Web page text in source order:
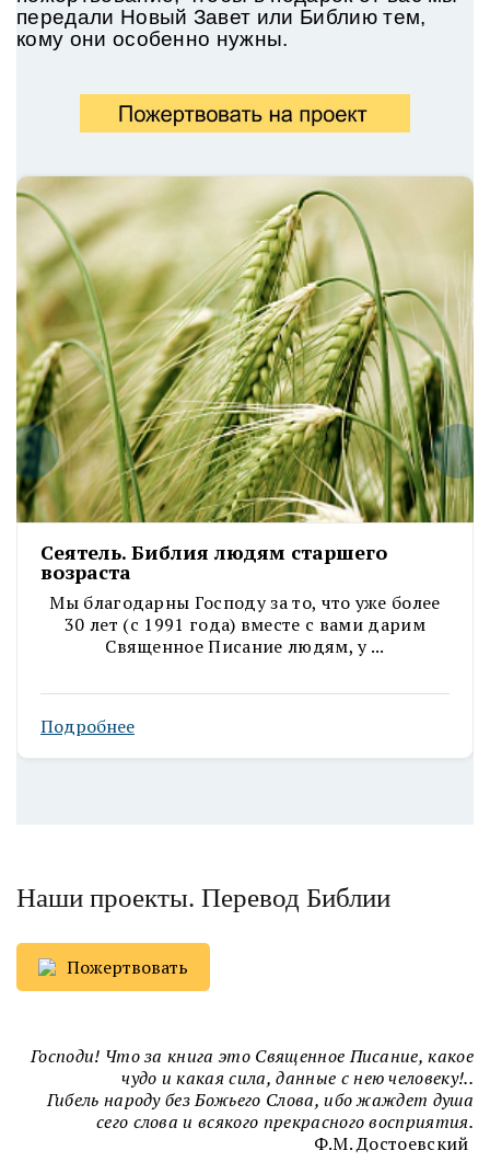
передали Новый Завет или Библию тем,
кому они особенно нужны.
Сеятель. Библия людям старшего
возраста
Мы благодарны Господу за то, что уже более
30 лет (с 1991 года) вместе с вами дарим
Священное Писание людям, у ...
Подробнее
Наши проекты. Перевод Библии
Пожертвовать
Господи! Что за книга это Священное Писание, какое
чудо и какая сила, данные с нею человеку!..
Гибель народу без Божьего Слова, ибо жаждет душа
сего слова и всякого прекрасного восприятия.
Ф.М. Достоевский